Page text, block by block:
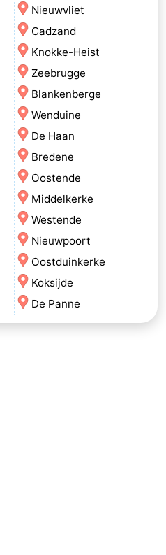
Nieuwvliet
Cadzand
Knokke-Heist
Zeebrugge
Blankenberge
Wenduine
De Haan
Bredene
Oostende
Middelkerke
Westende
Nieuwpoort
Oostduinkerke
Koksijde
De Panne